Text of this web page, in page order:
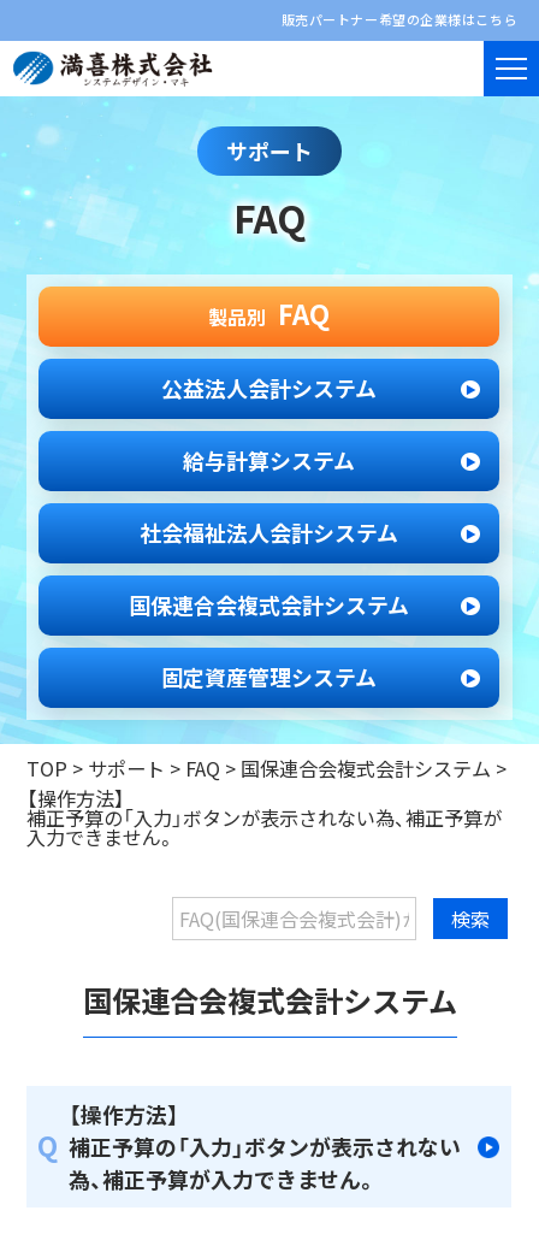
販売パートナー希望の企業様はこちら
サポート
FAQ
製品別 FAQ
公益法人会計システム
給与計算システム
社会福祉法人会計システム
国保連合会複式会計システム
固定資産管理システム
TOP > サポート > FAQ > 国保連合会複式会計システム >
【操作方法】
補正予算の「入力」ボタンが表示されない為、補正予算が
入力できません。
国保連合会複式会計システム
Q
【操作方法】
補正予算の「入力」ボタンが表示されない
為、補正予算が入力できません。